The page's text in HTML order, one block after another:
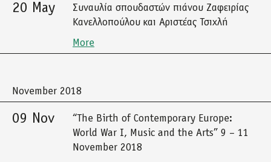
20 May
Συναυλία σπουδαστών πιάνου Ζαφειρίας
Κανελλοπούλου και Αριστέας Τσιχλή
More
November 2018
09 Nov
“The Birth of Contemporary Europe:
World War I, Music and the Arts” 9 – 11
November 2018